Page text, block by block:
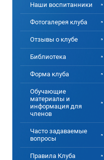
Наши воспитанники
Фотогалерея клуба
Отзывы о клубе
Библиотека
Форма клуба
Обучающие
материалы и
информация для
членов
Часто задаваемые
вопросы
Правила Клуба